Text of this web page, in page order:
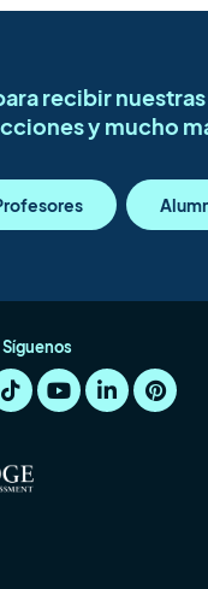
recibir
y mucho
Síguenos